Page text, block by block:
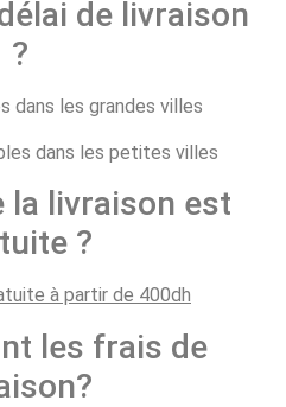
de livraison
?
dans les grandes villes
dans les petites villes
la livraison est
?
à partir de 400dh
les frais de